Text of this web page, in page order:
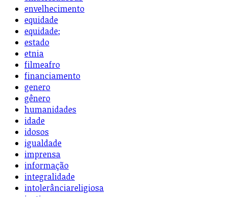
envelhecimento
equidade
equidade;
estado
etnia
filmeafro
financiamento
genero
gênero
humanidades
idade
idosos
igualdade
imprensa
informação
integralidade
intolerânciareligiosa